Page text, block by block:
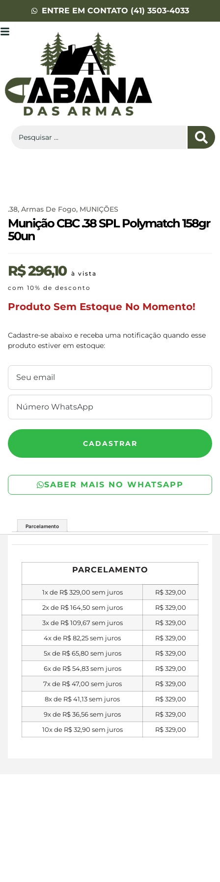
ENTRE EM CONTATO (41) 3503-4033
.38, Armas De Fogo, MUNIÇÕES
Munição CBC .38 SPL Polymatch 158gr
50un
R$296,10
à vista
com 10% de desconto
Produto Sem Estoque No Momento!
Cadastre-se abaixo e receba uma notificação quando esse
produto estiver em estoque:
CADASTRAR
SABER MAIS NO WHATSAPP
Parcelamento
PARCELAMENTO
1x de R$329,00 sem juros R$329,00
2x de R$164,50 sem juros R$329,00
3x de R$109,67 sem juros R$329,00
4x de R$82,25sem juros R$329,00
5x de R$65,80 sem juros R$329,00
6x de R$54,83sem juros R$329,00
7x de R$47,00 sem juros R$329,00
8x de R$41,13sem juros R$329,00
9x de R$36,56sem juros R$329,00
10x de R$32,90 sem juros R$329,00